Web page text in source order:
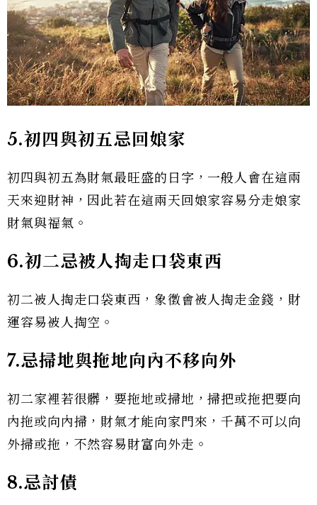
5.初四與初五忌回娘家
初四與初五為財氣最旺盛的日字，一般人會在這兩
天來迎財神，因此若在這兩天回娘家容易分走娘家
財氣與福氣。
6.初二忌被人掏走口袋東西
初二被人掏走口袋東西，象徵會被人掏走金錢，財
運容易被人掏空。
7.忌掃地與拖地向內不移向外
初二家裡若很髒，要拖地或掃地，掃把或拖把要向
內拖或向內掃，財氣才能向家門來，千萬不可以向
外掃或拖，不然容易財富向外走。
8.忌討債